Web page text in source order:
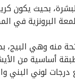
بحيث يكون
البرونزية
منه وهي
أساسية من
لوني البني